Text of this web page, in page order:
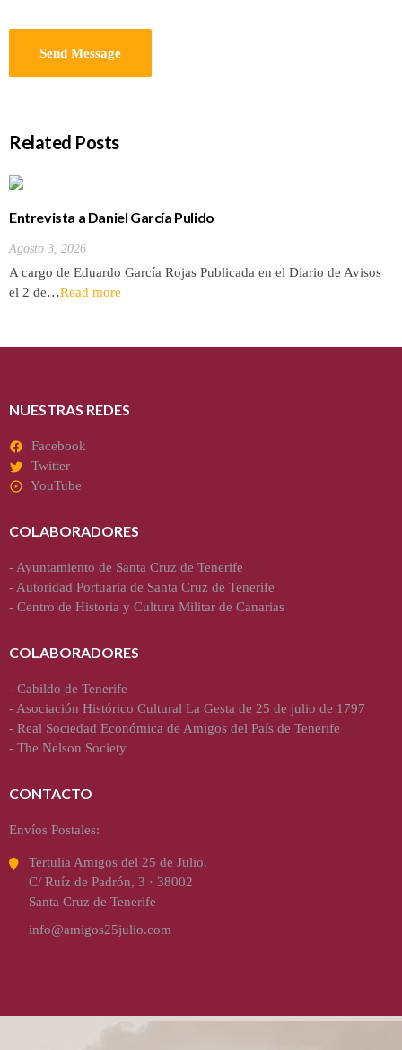
Related Posts
Entrevista a Daniel García Pulido
Agosto 3, 2026
A cargo de Eduardo García Rojas Publicada en el Diario de Avisos
el 2 de…Read more
NUESTRAS REDES
Facebook
Twitter
YouTube
COLABORADORES
- Ayuntamiento de Santa Cruz de Tenerife
- Autoridad Portuaria de Santa Cruz de Tenerife
- Centro de Historia y Cultura Militar de Canarias
COLABORADORES
- Cabildo de Tenerife
- Asociación Histórico Cultural La Gesta de 25 de julio de 1797
- Real Sociedad Económica de Amigos del País de Tenerife
- The Nelson Society
CONTACTO
Envíos Postales:
Tertulia Amigos del 25 de Julio.
C/ Ruíz de Padrón, 3 · 38002
Santa Cruz de Tenerife
info@amigos25julio.com